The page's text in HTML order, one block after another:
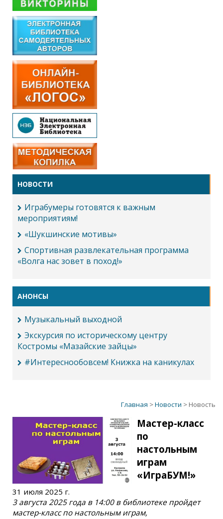
НОВОСТИ
Играбумеры готовятся к важным
мероприятиям!
«Шукшинские мотивы»
Спортивная развлекательная программа
«Волга нас зовет в поход!»
АНОНСЫ
Музыкальный выходной
Экскурсия по историческому центру
Костромы «Мазайские зайцы»
#Интереснообовсем! Книжка на каникулах
Главная >Новости > Новость
Мастер-класс
по
настольным
играм
«ИграБУМ!»
31 июля 2025 г.
3 августа 2025 года в 14:00 в библиотеке пройдет
мастер-класс по настольным играм,